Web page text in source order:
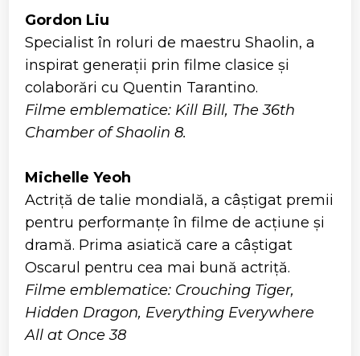
Gordon Liu
Specialist în roluri de maestru Shaolin, a
inspirat generații prin filme clasice și
colaborări cu Quentin Tarantino.
Filme emblematice: Kill Bill, The 36th
Chamber of Shaolin 8.
Michelle Yeoh
Actriță de talie mondială, a câștigat premii
pentru performanțe în filme de acțiune și
dramă. Prima asiatică care a câștigat
Oscarul pentru cea mai bună actriță.
Filme emblematice: Crouching Tiger,
Hidden Dragon, Everything Everywhere
All at Once 38